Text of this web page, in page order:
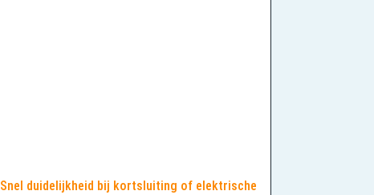
Snel duidelijkheid bij kortsluiting of elektrische